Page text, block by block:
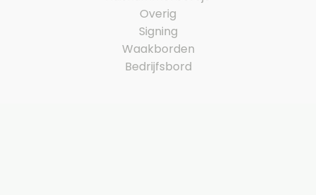
Overig
Signing
Waakborden
Bedrijfsbord